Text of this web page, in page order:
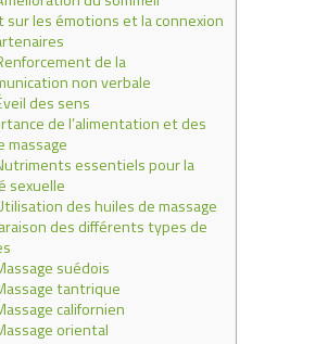
sur les émotions et la connexion
de la
non verbale
des sens
de l’alimentation et des
massage
essentiels pour la
sexuelle
des huiles de massage
des différents types de
suédois
tantrique
californien
oriental